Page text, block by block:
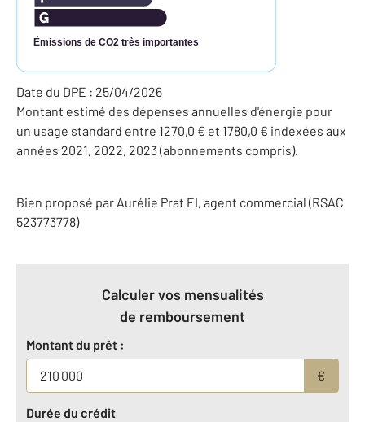
Émissions de CO2 très importantes
Date du DPE : 25/04/2026
Montant estimé des dépenses annuelles d'énergie pour
un usage standard entre 1270,0 € et 1780,0 € indexées aux
années 2021, 2022, 2023 (abonnements compris).
Bien proposé par Aurélie Prat EI, agent commercial (RSAC
523773778)
Calculer vos mensualités
de remboursement
Montant du prêt :
€
Durée du crédit